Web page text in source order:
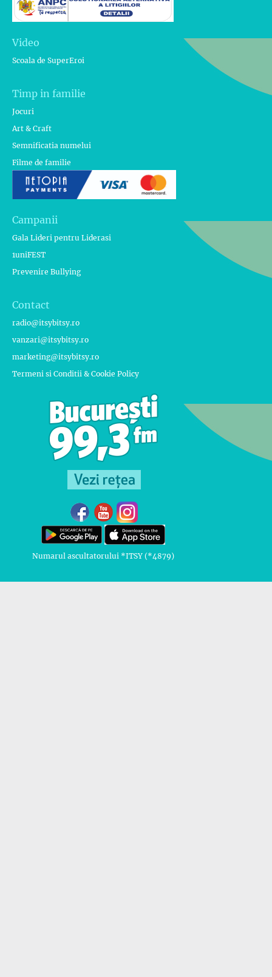
Video
Scoala de SuperEroi
Timp in familie
Jocuri
Art & Craft
Semnificatia numelui
Filme de familie
Campanii
Gala Lideri pentru Liderasi
1uniFEST
Prevenire Bullying
Contact
radio@itsybitsy.ro
vanzari@itsybitsy.ro
marketing@itsybitsy.ro
Termeni si Conditii & Cookie Policy
Numarul ascultatorului *ITSY (*4879)